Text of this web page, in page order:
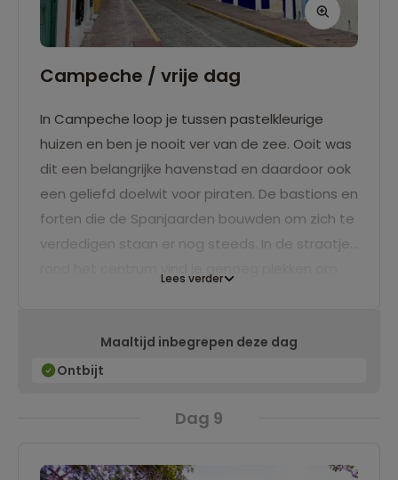
Campeche / vrije dag
In Campeche loop je tussen pastelkleurige
huizen en ben je nooit ver van de zee. Ooit was
dit een belangrijke havenstad en daardoor ook
een geliefd doelwit voor piraten. De bastions en
forten die de Spanjaarden bouwden om zich te
verdedigen staan er nog steeds. In de straatjes
plek om de dag af te sluiten bij zonsondergang.
Lees verder
Maaltijd inbegrepen deze dag
Ontbijt
Dag 9